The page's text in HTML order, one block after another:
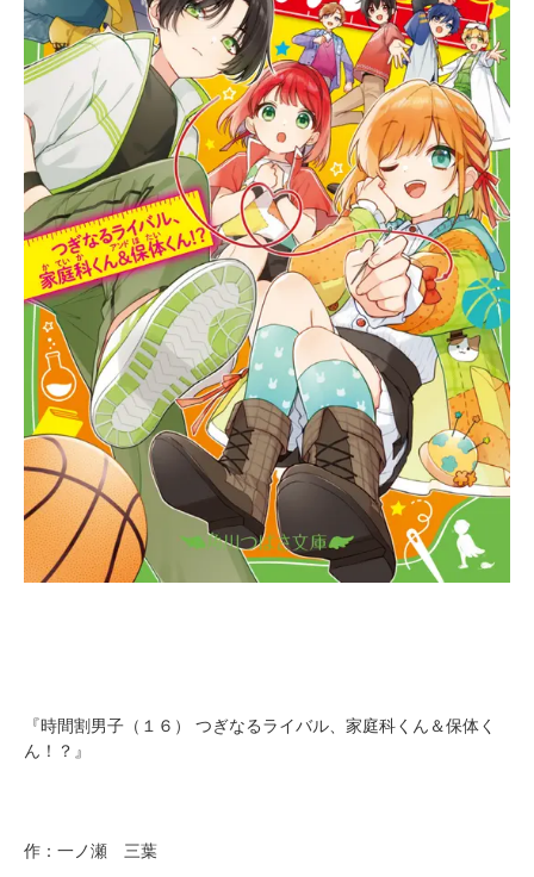
『時間割男子（１６） つぎなるライバル、家庭科くん＆保体く
ん！？』
作：一ノ瀬 三葉